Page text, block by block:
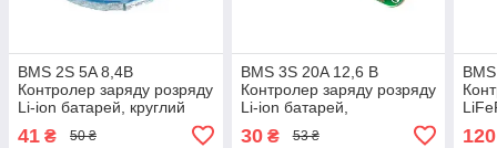
BMS 2S 5A 8,4В
Контролер заряду розряду
Li-ion батарей, круглий
41 ₴ 50 ₴
BMS 3S 20A 12,6 В
Контролер заряду розряду
Li-ion батарей,
30₴ 53 ₴ 120